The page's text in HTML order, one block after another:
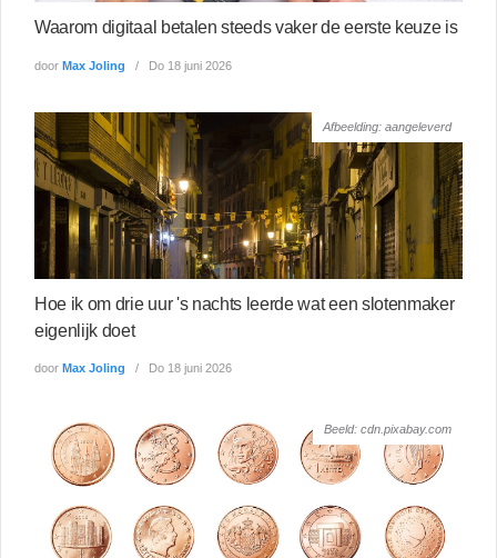
Waarom digitaal betalen steeds vaker de eerste keuze is
door Max Joling Do 18 juni 2026
Afbeelding: aangeleverd
Hoe ik om drie uur 's nachts leerde wat een slotenmaker
eigenlijk doet
door Max Joling Do 18 juni 2026
Beeld: cdn.pixabay.com